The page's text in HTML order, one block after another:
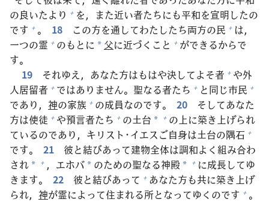
の良いたより + を，また近い者たちにも平和を宣明したの
です + 。 18 この方を通してわたしたち両方の民 + は，
一つの霊 + のもとに * 父に近づくこと + ができるからで
す。
19
それゆえ，あなた方はもはや決してよそ者 + や外
人居留者 + ではありません。 聖なる者たち + と同じ市民 +
であり， 神の家族 + の成員なのです。 20
そしてあなた
方は使徒 + や預言者たち + の土台 * + の 上に築き 上げられ
ているのであり，キリスト･イエスご自身は土台の隅石 +
です。 21 彼と結びあって建物全体は調和よく 組み合わ
され * + ，エホバ * のための聖なる神殿 * + に成長してゆ
きます。
22 彼と結びあって + あなた方も共に築き 上げ
られ， 神が霊によって住まれる所となってゆくのです + 。